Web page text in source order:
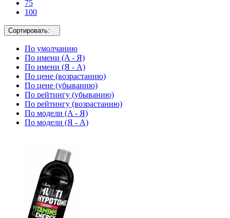
75
100
Сортировать:
По умолчанию
По имени (A - Я)
По имени (Я - A)
По цене (возрастанию)
По цене (убыванию)
По рейтингу (убыванию)
По рейтингу (возрастанию)
По модели (A - Я)
По модели (Я - A)